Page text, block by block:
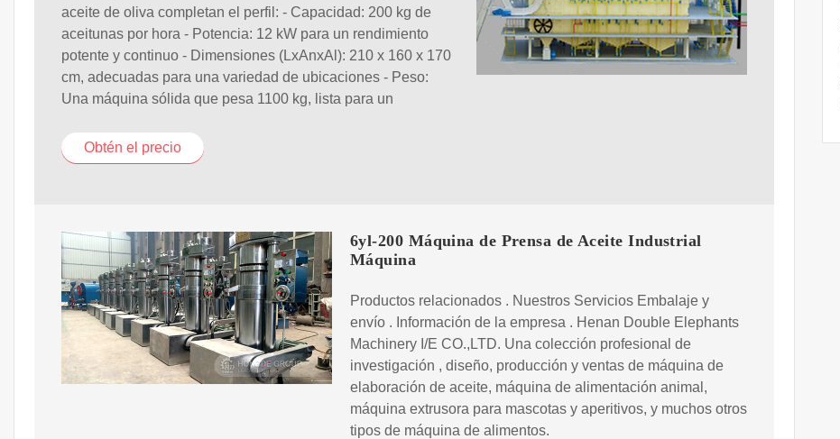
aceite de oliva completan el perfil: - Capacidad: 200 kg de
aceitunas por hora - Potencia: 12 kW para un rendimiento
potente y continuo - Dimensiones (LxAnxAl): 210 x 160 x 170
cm, adecuadas para una variedad de ubicaciones - Peso:
Una máquina sólida que pesa 1100 kg, lista para un
Obtén el precio
6yl-200 Máquina de Prensa de Aceite Industrial
Máquina
Productos relacionados . Nuestros Servicios Embalaje y
envío . Información de la empresa . Henan Double Elephants
Machinery I/E CO.,LTD. Una colección profesional de
investigación , diseño, producción y ventas de máquina de
elaboración de aceite, máquina de alimentación animal,
máquina extrusora para mascotas y aperitivos, y muchos otros
tipos de máquina de alimentos.